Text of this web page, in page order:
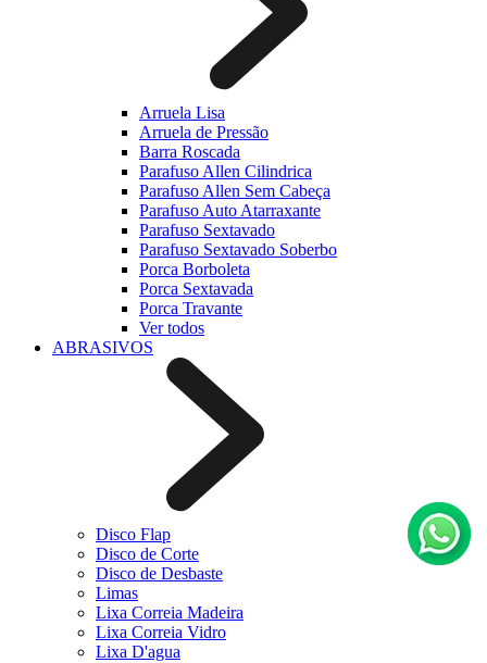
Arruela Lisa
Arruela de Pressão
Barra Roscada
Parafuso Allen Cilindrica
Parafuso Allen Sem Cabeça
Parafuso Auto Atarraxante
Parafuso Sextavado
Parafuso Sextavado Soberbo
Porca Borboleta
Porca Sextavada
Porca Travante
Ver todos
ABRASIVOS
Disco Flap
Disco de Corte
Disco de Desbaste
Limas
Lixa Correia Madeira
Lixa Correia Vidro
Lixa D'agua